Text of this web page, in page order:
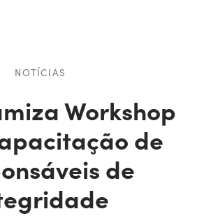
NOTÍCIAS
Workshop
de
de